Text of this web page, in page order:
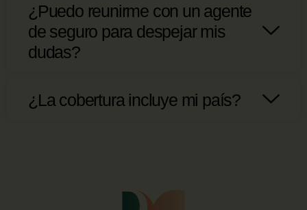
¿Puedo reunirme con un agente
de seguro para despejar mis
dudas?
¿La cobertura incluye mi país?